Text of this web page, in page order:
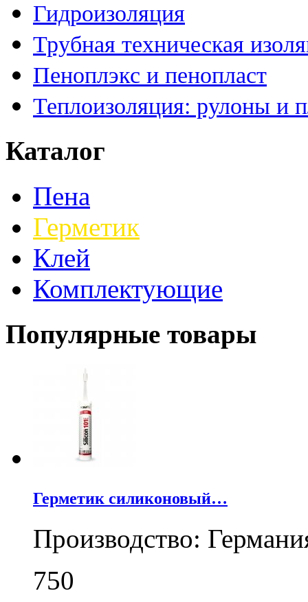
Гидроизоляция
Трубная техническая
Пеноплэкс и пенопласт
Теплоизоляция: рулоны и
Каталог
Пена
Герметик
Клей
Комплектующие
Популярные товары
Герметик силиконовый…
Производство:
750